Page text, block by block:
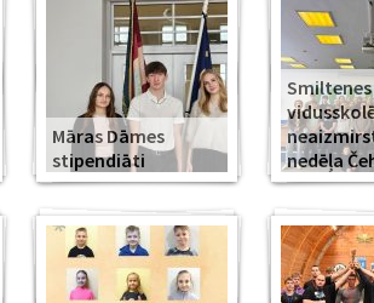
Māras Dāmes
stipendiāti
Smiltenes
nedēļa